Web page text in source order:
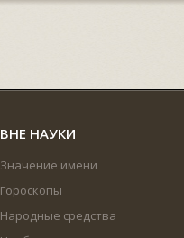
ВНЕ НАУКИ
Значение имени
Гороскопы
Народные средства